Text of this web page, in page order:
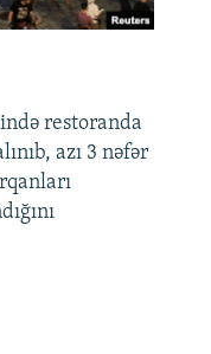
restoranda
azı 3 nəfər